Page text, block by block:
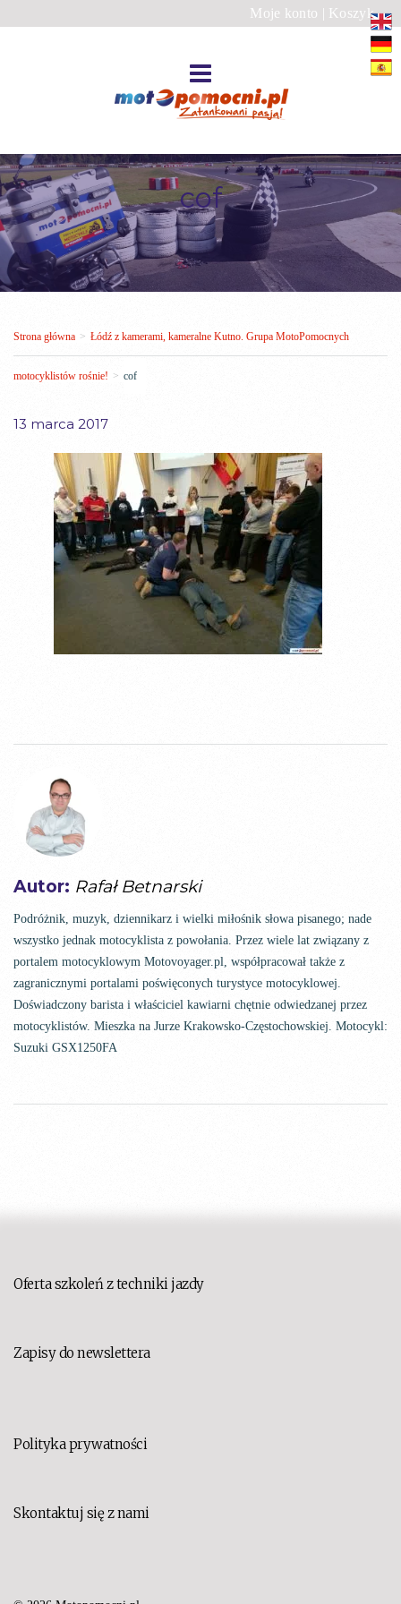
Moje konto | Koszyk
cof
Strona główna > Łódź z kamerami, kameralne Kutno. Grupa MotoPomocnych
motocyklistów rośnie! > cof
13 marca 2017
Autor: Rafał Betnarski
Podróżnik, muzyk, dziennikarz i wielki miłośnik słowa pisanego; nade
wszystko jednak motocyklista z powołania. Przez wiele lat związany z
portalem motocyklowym Motovoyager.pl, współpracował także z
zagranicznymi portalami poświęconych turystyce motocyklowej.
Doświadczony barista i właściciel kawiarni chętnie odwiedzanej przez
motocyklistów. Mieszka na Jurze Krakowsko-Częstochowskiej. Motocykl:
Suzuki GSX1250FA
Oferta szkoleń z techniki jazdy
Zapisy do newslettera
Polityka prywatności
Skontaktuj się z nami